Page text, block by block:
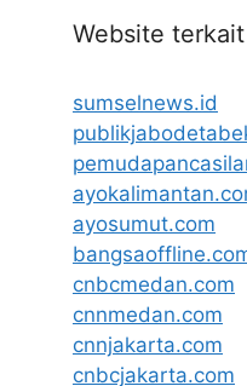
Website terkait
sumselnews.id
ayosumut.com
cnbcmedan.com
cnnmedan.com
cnnjakarta.com
cnbcjakarta.com